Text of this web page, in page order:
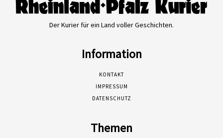
Der Kurier für ein Land voller Geschichten.
Information
KONTAKT
IMPRESSUM
DATENSCHUTZ
Themen